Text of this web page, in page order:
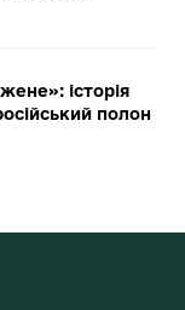
історія
полон